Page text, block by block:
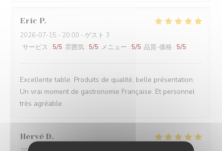
Eric P
2026-07-15 - 20:00 - ゲスト 3
サービス : 5/5 雰囲気 : 5/5 メニュー : 5/5 品質-価格 : 5/5
Excellente table. Produits de qualité, belle présentation.
Un vrai moment de gastronomie Française. Et personnel
très agréable.
Hervé D